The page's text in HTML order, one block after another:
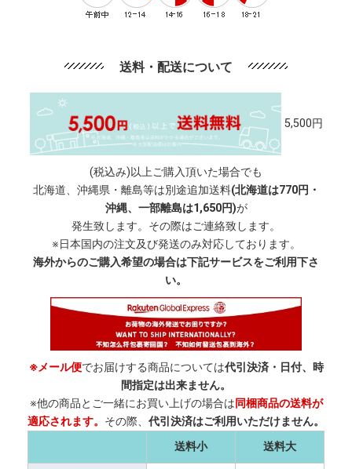
送料・配送について
5,500円
(税込み)以上ご購入頂いた場合でも
北海道、沖縄県・離島等は別途追加送料(北海道は770円・
沖縄、一部離島は1,650円)が
発生致します。その際はご連絡致します。
※日本国内の注文及び発送のみ対応しております。
海外からのご購入希望の場合は下記サービスをご利用下さ
い。
※メール便でお届けする商品については代引決済・日付、時
間指定は出来ません。
※他の商品とご一緒にお買い上げの場合は同梱商品の送料が
適応されます。 その際、 代引決済はご利用いただけません。
送料小
送料大